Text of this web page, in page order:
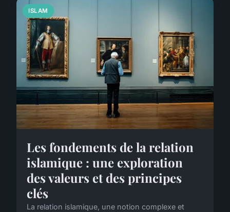
ISLAM
Les fondements de la relation
islamique : une exploration
des valeurs et des principes
clés
La relation islamique, une notion complexe et